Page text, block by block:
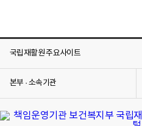
국립재활원 주요사이트
본부 · 소속기관